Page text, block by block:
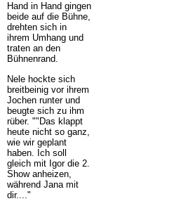
Hand in Hand gingen
beide auf die Bühne,
drehten sich in
ihrem Umhang und
traten an den
Bühnenrand.
Nele hockte sich
breitbeinig vor ihrem
Jochen runter und
beugte sich zu ihm
rüber. ""Das klappt
heute nicht so ganz,
wie wir geplant
haben. Ich soll
gleich mit Igor die 2.
Show anheizen,
während Jana mit
dir...."